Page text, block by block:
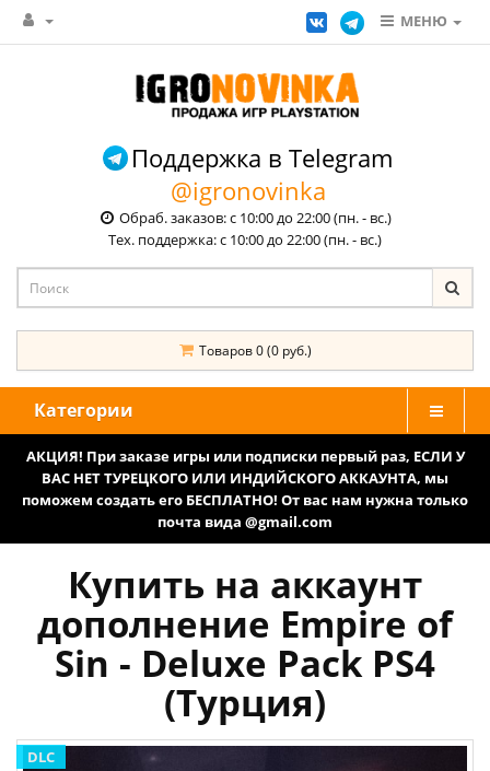
МЕНЮ
Поддержка в Telegram
@igronovinka
Обраб. заказов: с 10:00 до 22:00 (пн. - вс.)
Тех. поддержка: с 10:00 до 22:00 (пн. - вс.)
Товаров 0 (0 руб.)
Категории
АКЦИЯ! При заказе игры или подписки первый раз, ЕСЛИ У
ВАС НЕТ ТУРЕЦКОГО ИЛИ ИНДИЙСКОГО АККАУНТА, мы
поможем создать его БЕСПЛАТНО! От вас нам нужна только
почта вида @gmail.com
Купить на аккаунт
дополнение Empire of
Sin - Deluxe Pack PS4
(Турция)
DLC